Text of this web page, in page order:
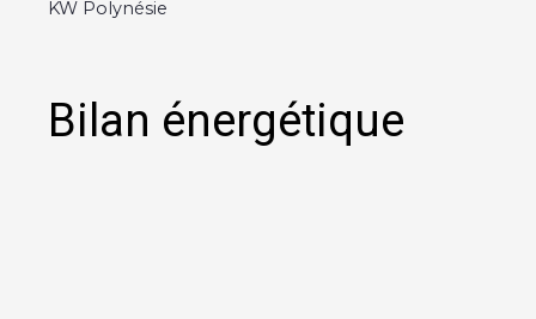
KW Polynésie
Bilan énergétique